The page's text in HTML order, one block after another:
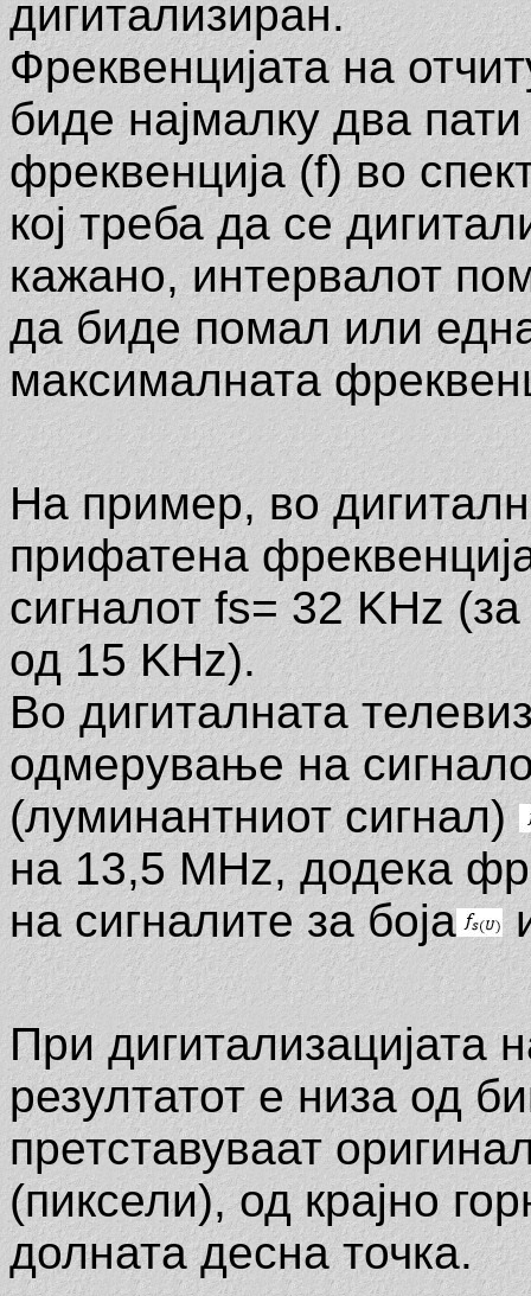
дигитализиран.
Фреквенцијата на
биде најмалку два
фреквенција (f) во
кој треба да се
кажано, интервалот
да биде помал или
максималната
На пример, во
прифатена
сигналот fs= 32 KHz
од 15 KHz).
Во дигиталната
одмерување на
(луминантниот сигнал)
на 13,5 MHz, додека
на сигналите за боја
При дигитализацијата
резултатот е низа од
претставуваат
(пиксели), од крајно
долната десна точка.